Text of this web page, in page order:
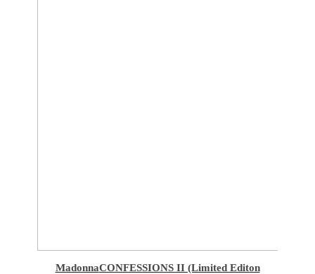
MadonnaCONFESSIONS II (Limited Editon